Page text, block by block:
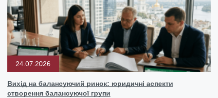
24.07.2026
Вихід на балансуючий ринок: юридичні аспекти
створення балансуючої групи